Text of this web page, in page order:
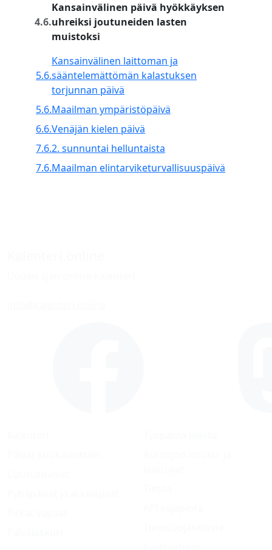
4.6.
Kansainvälinen päivä hyökkäyksen
uhreiksi joutuneiden lasten
muistoksi
5.6.
Kansainvälinen laittoman ja
sääntelemättömän kalastuksen
torjunnan päivä
5.6.Maailman ympäristöpäivä
6.6.Venäjän kielen päivä
7.6.2. sunnuntai helluntaista
7.6.Maailman elintarviketurvallisuuspäivä